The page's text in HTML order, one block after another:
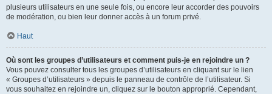
plusieurs utilisateurs en une seule fois, ou encore leur accorder des pouvoirs
de modération, ou bien leur donner accès à un forum privé.
Haut
Où sont les groupes d’utilisateurs et comment puis-je en rejoindre un ?
Vous pouvez consulter tous les groupes d’utilisateurs en cliquant sur le lien
« Groupes d’utilisateurs » depuis le panneau de contrôle de l’utilisateur. Si
vous souhaitez en rejoindre un, cliquez sur le bouton approprié. Cependant,